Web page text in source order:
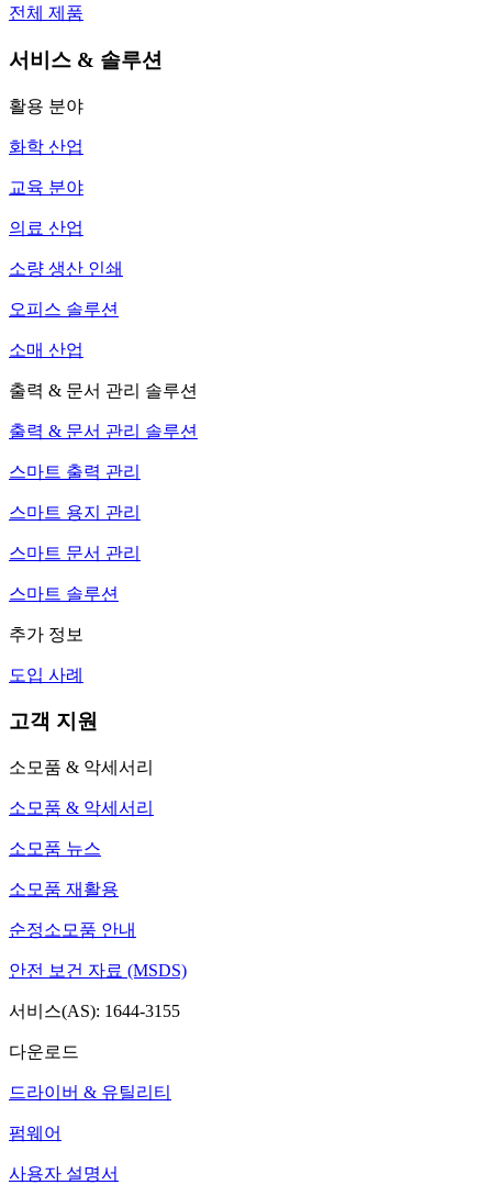
전체 제품
서비스 & 솔루션
활용 분야
화학 산업
교육 분야
의료 산업
소량 생산 인쇄
오피스 솔루션
소매 산업
출력 & 문서 관리 솔루션
출력 & 문서 관리 솔루션
스마트 출력 관리
스마트 용지 관리
스마트 문서 관리
스마트 솔루션
추가 정보
도입 사례
고객 지원
소모품 & 악세서리
소모품 & 악세서리
소모품 뉴스
소모품 재활용
순정소모품 안내
안전 보건 자료 (MSDS)
서비스(AS): 1644-3155
다운로드
드라이버 & 유틸리티
펌웨어
사용자 설명서